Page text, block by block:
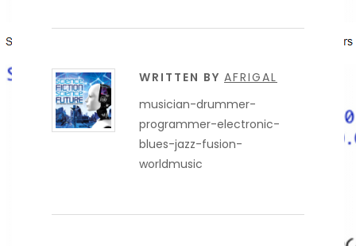
WRITTEN BY AFRIGAL
musician-drummer-
programmer-electronic-
blues-jazz-fusion-
worldmusic